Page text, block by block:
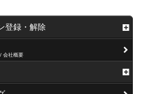
登録・解除
会社概要